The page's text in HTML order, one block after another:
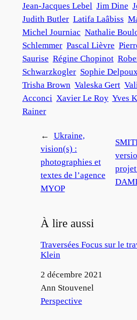
Jean-Jacques Lebel Jim Dine
Judith Butler Latifa Laâbiss
Michel Journiac Nathalie
Schlemmer Pascal Lièvre
Saurise Régine Chopinot
Schwarzkogler Sophie Delpoux
Trisha Brown Valeska Gert
Acconci Xavier Le Roy Yves
Rainer
←
Ukraine,
vision(s) :
photographies et
textes de l’agence
MYOP
DAMI
À lire aussi
Traversées Focus sur le
Klein
Date
2 décembre 2021
Auteur
Ann Stouvenel
Par rapport à
Perspective